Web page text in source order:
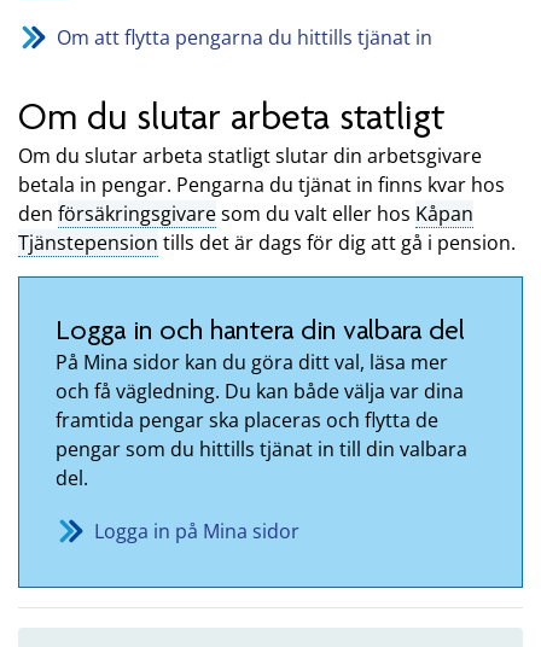
Om att flytta pengarna du hittills tjänat in
Om du slutar arbeta statligt
Om du slutar arbeta statligt slutar din arbetsgivare
betala in pengar. Pengarna du tjänat in finns kvar hos
den försäkringsgivaresom du valt eller hos Kåpan
Tjänstepension tills det är dags för dig att gå i pension.
Logga in och hantera din valbara del
På Mina sidor kan du göra ditt val, läsa mer
och få vägledning. Du kan både välja var dina
framtida pengar ska placeras och flytta de
pengar som du hittills tjänat in till din valbara
del.
Logga in på Mina sidor